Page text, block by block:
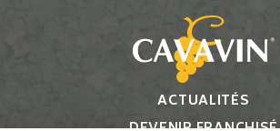
ACTUALITÉS